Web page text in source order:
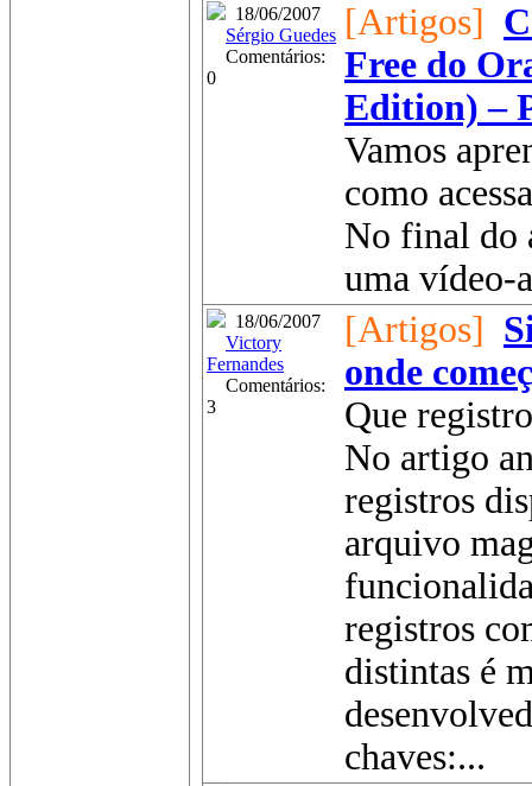
18/06/2007
Sérgio Guedes
Comentários:
0
[Artigos]
Free do
Edition) –
Vamos
como
No final do
uma vídeo-
18/06/2007
Victory
Fernandes
Comentários:
3
[Artigos]
onde
Que
No artigo
registros
arquivo
registros
distintas é
chaves:...